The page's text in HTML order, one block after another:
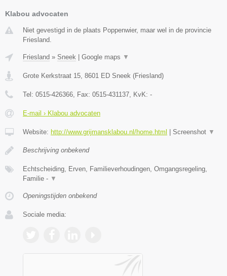
Klabou advocaten
Niet gevestigd in de plaats Poppenwier, maar wel in de provincie
Friesland.
Friesland » Sneek Google maps ▼
Grote Kerkstraat 15 8601 ED Sneek (Friesland)
Tel: 0515-426366 , Fax: 0515-431137 , KvK: -
E-mail › Klabou advocaten
Website: http://www.grijmansklabou.nl/home.html Screenshot ▼
Beschrijving onbekend
Echtscheiding, Erven, Familieverhoudingen, Omgangsregeling,
Familie - ▼
Openingstijden onbekend
Sociale media: